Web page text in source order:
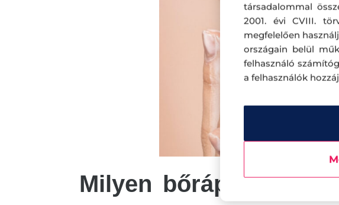
Milyen bőrápoló
társadalommal
2001. évi CVIII.
megfelelően
országain belül
felhasználó
a felhasználók